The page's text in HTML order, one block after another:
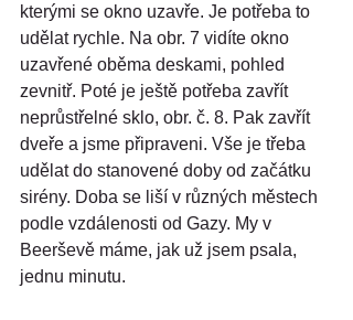
kterými se okno uzavře. Je potřeba to
udělat rychle. Na obr. 7 vidíte okno
uzavřené oběma deskami, pohled
zevnitř. Poté je ještě potřeba zavřít
neprůstřelné sklo, obr. č. 8. Pak zavřít
dveře a jsme připraveni. Vše je třeba
udělat do stanovené doby od začátku
sirény. Doba se liší v různých městech
podle vzdálenosti od Gazy. My v
Beerševě máme, jak už jsem psala,
jednu minutu.